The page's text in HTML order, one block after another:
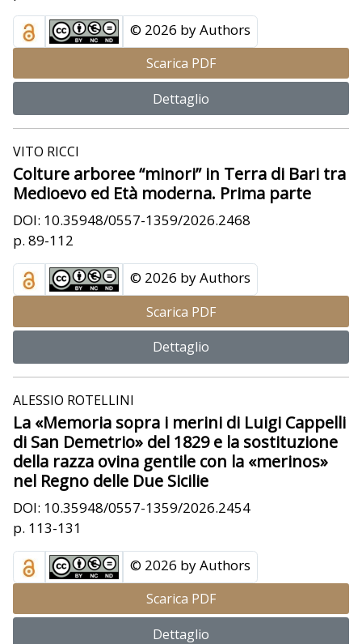
© 2026 by Authors
Scarica PDF
Dettaglio
VITO RICCI
Colture arboree “minori” in Terra di Bari tra
Medioevo ed Età moderna. Prima parte
DOI: 10.35948/0557-1359/2026.2468
p. 89-112
© 2026 by Authors
Scarica PDF
Dettaglio
ALESSIO ROTELLINI
La «Memoria sopra i merini di Luigi Cappelli
di San Demetrio» del 1829 e la sostituzione
della razza ovina gentile con la «merinos»
nel Regno delle Due Sicilie
DOI: 10.35948/0557-1359/2026.2454
p. 113-131
© 2026 by Authors
Scarica PDF
Dettaglio